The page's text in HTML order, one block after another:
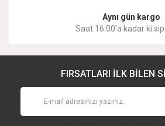
Aynı gün kargo
Saat 16:00'a kadar ki
FIRSATLARI İLK BİLEN